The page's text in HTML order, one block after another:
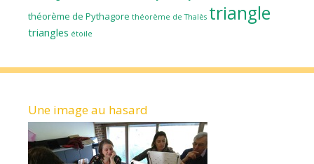
théorème de Pythagore théorème de Thalès triangle
triangles étoile
Une image au hasard